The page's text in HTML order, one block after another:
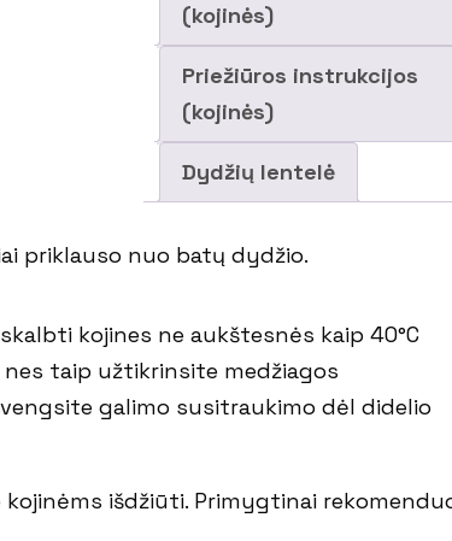
(kojinės)
Priežiūros instrukcijos
(kojinės)
Dydžių lentelė
priklauso nuo batų dydžio.
kojines ne aukštesnės kaip 40°C
nes taip užtikrinsite medžiagos
galimo susitraukimo dėl didelio
išdžiūti. Primygtinai